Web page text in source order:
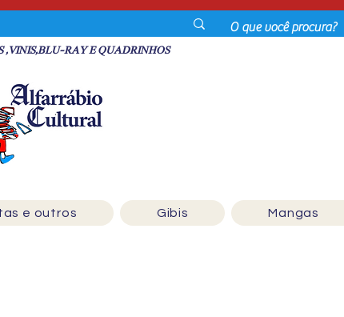
,VINIS,BLU-RAY E QUADRINHOS
e outros Gibis Mangas